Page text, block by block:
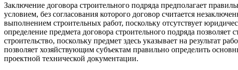
Заключение договора строительного подряда предполагает
условием, без согласования которого договор считается
выполнением строительных работ, поскольку отсутствует
определение предмета договора строительного подряда
строительство, поскольку предмет здесь указывает на результат
позволяет хозяйствующим субъектам правильно определить
проектной технической документации.